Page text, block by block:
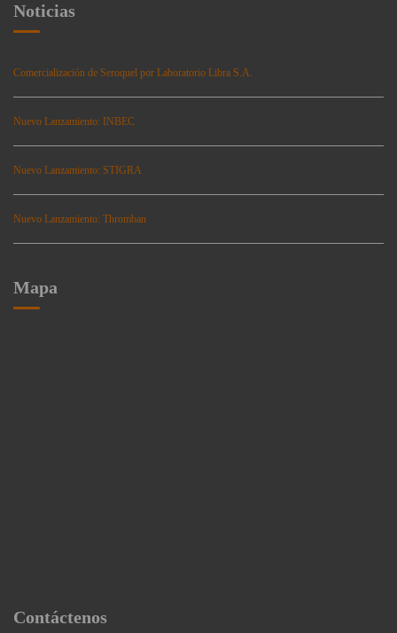
Noticias
Comercialización de Seroquel por Laboratorio Libra S.A.
Nuevo Lanzamiento: INBEC
Nuevo Lanzamiento: STIGRA
Nuevo Lanzamiento: Thromban
Mapa
Contáctenos